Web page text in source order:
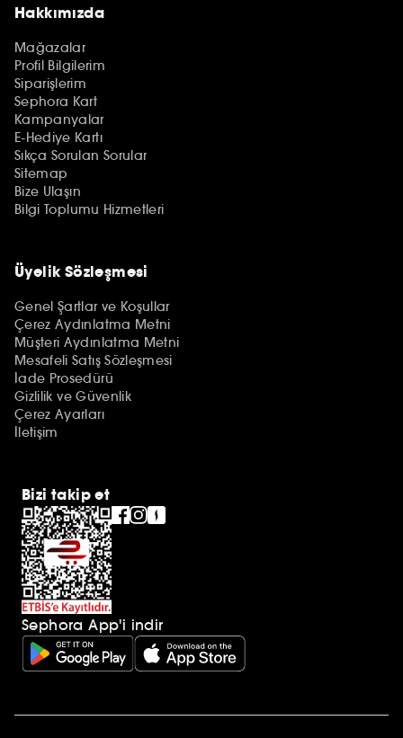
Hakkımızda
Mağazalar
Profil Bilgilerim
Siparişlerim
Sephora Kart
Kampanyalar
E-Hediye Kartı
Sıkça Sorulan Sorular
Sitemap
Bize Ulaşın
Bilgi Toplumu Hizmetleri
Üyelik Sözleşmesi
Genel Şartlar ve Koşullar
Çerez Aydınlatma Metni
Müşteri Aydınlatma Metni
Mesafeli Satış Sözleşmesi
İade Prosedürü
Gizlilik ve Güvenlik
Çerez Ayarları
İletişim
Bizi takip et
Sephora App'i indir